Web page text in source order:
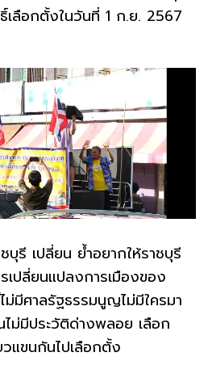
ลือกตั้งในวันที่ 1 ก.ย. 2567
บุรี เปลี่ยน ย้ำอยากให้ราชบุรี
เปลี่ยนแปลงการเมืองของ
ม่มีศาลรัฐธรรมนูญไม่มีใครมา
ไม่มีประวัติด่างพลอย เลือก
วแขนกันไปเลือกตั้ง